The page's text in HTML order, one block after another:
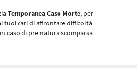
Temporanea Caso Morte, per
tuoi cari di affrontare difficoltà
caso di prematura scomparsa